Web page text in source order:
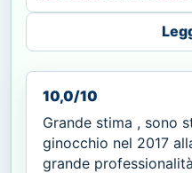
10,0/10
Grande stima , sono
ginocchio nel 2017
grande